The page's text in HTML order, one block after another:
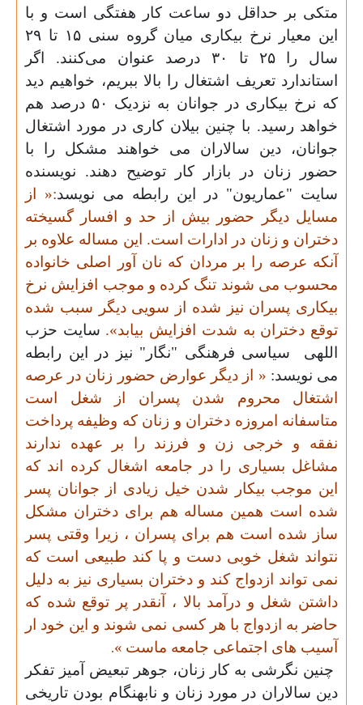
متکی بر حداقل دو ساعت کار هفتگی است و با
این معیار نرخ بیکاری میان گروه سنی۱۵ تا ۲۹
سال را۲۵ تا ۳۰ درصد عنوان می‌کنند. اگر
استاندارد تعریف اشتغال را بالا ببریم، خواهیم دید
که نرخ بیکاری در جوانان به نزدیک ۵۰ درصد هم
خواهد رسید. با چنین بیلان کاری در مورد اشتغال
جوانان، دین سالاران می خواهند مشکل را با
حضور زنان در بازار کار توضیح دهند. نویسنده
سایت "عماریون" در این رابطه می نویسد:« از
مسایل دیگر حضور بیش از حد و افسار گسیخته
دختران و زنان در ادارات است. این مساله علاوه بر
آنکه عرصه را بر مردان که نان آور اصلی خانواده
محسوب می شوند تنگ کرده و موجب افزایش نرخ
بیکاری پسران نیز شده از سویی دیگر سبب شده
توقع دختران به شدت افزایش بیابد». سایت حزب
اللهی
سیاسی فرهنگی "نگار" نیز در این رابطه
می نویسد: « از دیگر عوارض حضور زنان در عرصه
اشتغال محروم شدن پسران از شغل است
متاسفانه امروزه دختران و زنان که وظیفه پرداخت
نفقه و خرجی زن و فرزند را بر عهده ندارند
مشاغل بسیاری را در جامعه اشغال کرده اند که
این موجب بیکار شدن خیل زیادی از جوانان پسر
شده است همین مساله هم برای دختران مشکل
ساز شده است هم برای پسران ، زیرا وقتی پسر
نتواند شغل خوبی دست و پا کند طبیعی است که
نمی تواند ازدواج کند و دختران بسیاری نیز به دلیل
داشتن شغل و درآمد بالا ، آنقدر پر توقع شده که
حاضر به ازدواج با هر کسی نمی شوند و این خود ار
آسیب های اجتماعی جامعه ماست »
.
چنین نگرشی به کار زنان، جوهر تبعیض آمیز تفکر
دین سالاران در مورد زنان و نابهنگام بودن تاریخی